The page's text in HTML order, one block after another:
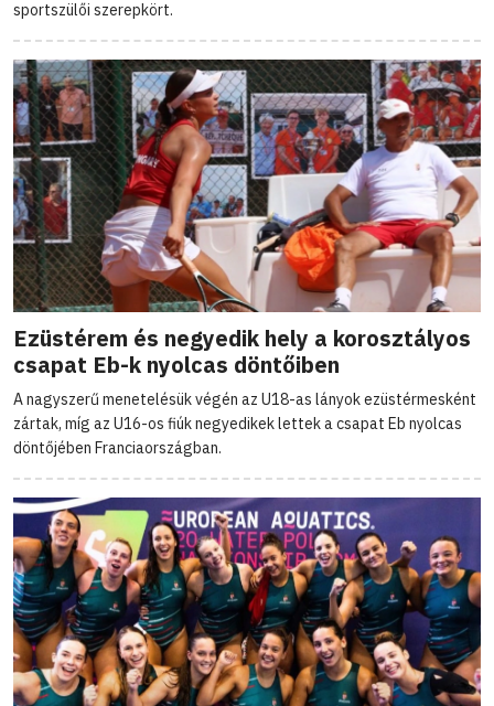
sportszülői szerepkört.
Ezüstérem és negyedik hely a korosztályos
csapat Eb-k nyolcas döntőiben
A nagyszerű menetelésük végén az U18-as lányok ezüstérmesként
zártak, míg az U16-os fiúk negyedikek lettek a csapat Eb nyolcas
döntőjében Franciaországban.